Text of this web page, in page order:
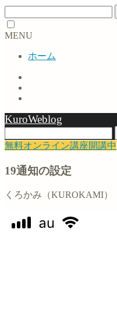
MENU
ホーム
KuroWeblog
無料オンライン講座開講中
19通知の設定
くろかみ（KUROKAMI）